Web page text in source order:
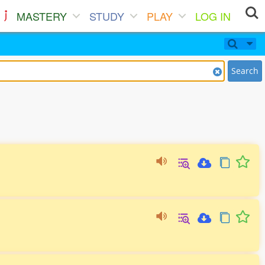
MASTERY STUDY PLAY LOG IN
Search